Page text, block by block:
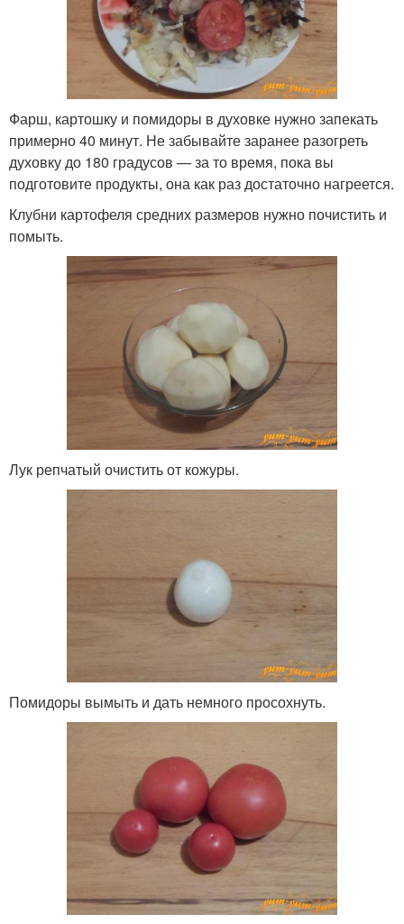
Фарш, картошку и помидоры в духовке нужно запекать
примерно 40 минут. Не забывайте заранее разогреть
духовку до 180 градусов — за то время, пока вы
подготовите продукты, она как раз достаточно нагреется.
Клубни картофеля средних размеров нужно почистить и
помыть.
Лук репчатый очистить от кожуры.
Помидоры вымыть и дать немного просохнуть.